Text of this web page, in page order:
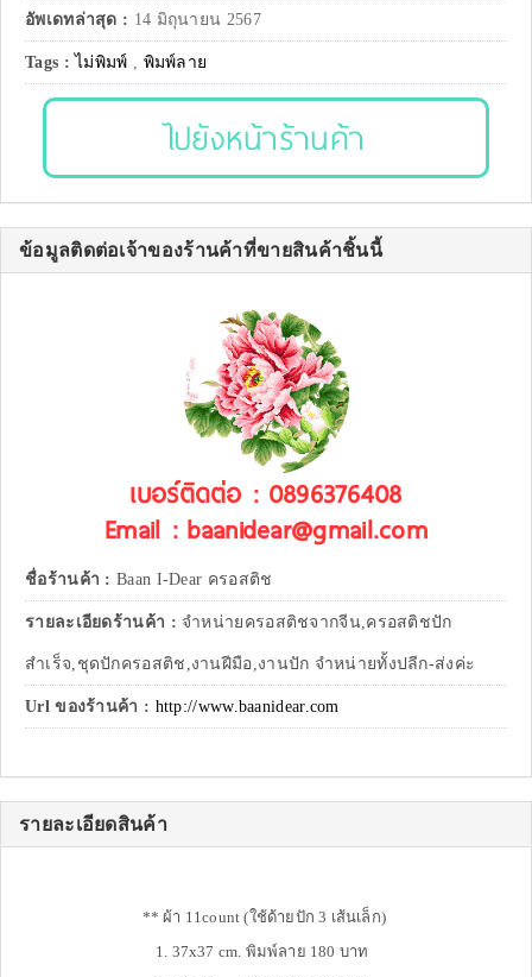
อัพเดทล่าสุด : 14 มิถุนายน 2567
Tags :ไม่พิมพ์ , พิมพ์ลาย
ไปยังหน้าร้านค้า
ข้อมูลติดต่อเจ้าของร้านค้าที่ขายสินค้าชิ้นนี้
เบอร์ติดต่อ : 0896376408
Email : baanidear@gmail.com
ชื่อร้านค้า : Baan I-Dear ครอสติช
รายละเอียดร้านค้า : จำหน่ายครอสติชจากจีน,ครอสติชปัก
สำเร็จ,ชุดปักครอสติช,งานฝีมือ,งานปัก จำหน่ายทั้งปลีก-ส่งค่ะ
Url ของร้านค้า : http://www.baanidear.com
รายละเอียดสินค้า
** ผ้า 11count (ใช้ด้ายปัก 3 เส้นเล็ก)
1. 37x37 cm. พิมพ์ลาย 180 บาท